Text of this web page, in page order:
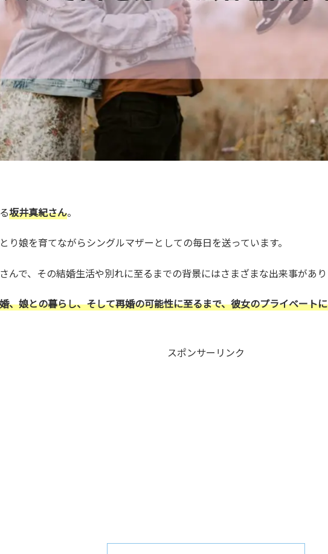
坂井真紀さん。
娘を育てながらシングルマザーとしての毎日を送っています。
んで、その結婚生活や別れに至るまでの背景にはさまざまな出来事があり
、娘との暮らし、そして再婚の可能性に至るまで、彼女のプライベート
スポンサーリンク